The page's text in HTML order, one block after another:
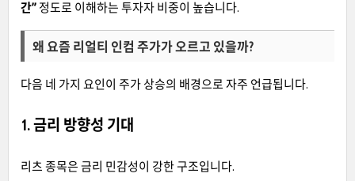
간” 정도로 이해하는 투자자 비중이 높습니다.
왜 요즘 리얼티 인컴 주가가 오르고 있을까?
다음 네 가지 요인이 주가 상승의 배경으로 자주 언급됩니다.
1. 금리 방향성 기대
리츠 종목은 금리 민감성이 강한 구조입니다.